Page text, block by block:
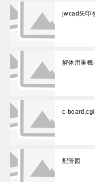
jwcad矢印
解体用重機
c-
配管図